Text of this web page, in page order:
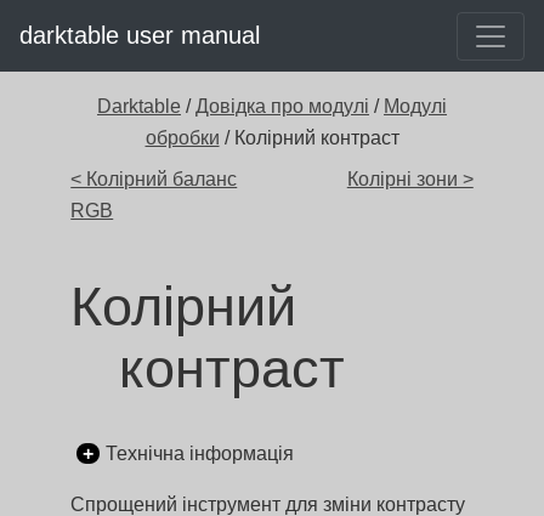
darktable user manual
Darktable /Довідка про модулі / Модулі
обробки / Колірний контраст
< Колірний баланс
RGB
Колірні зони >
Колірний
контраст
Технічна інформація
Спрощений інструмент для зміни контрасту